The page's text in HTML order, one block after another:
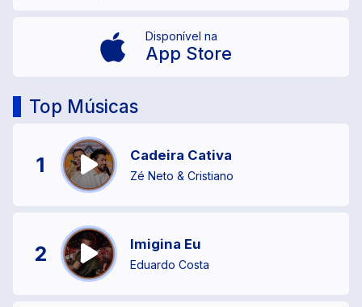
Disponível na
App Store
Top Músicas
1 Cadeira Cativa
Zé Neto & Cristiano
2 Imigina Eu
Eduardo Costa